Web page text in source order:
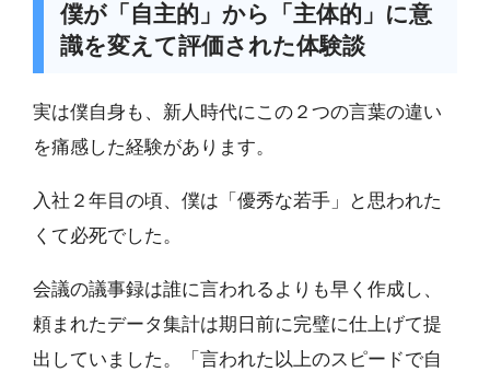
僕が「自主的」から「主体的」に意
識を変えて評価された体験談
実は僕自身も、新人時代にこの２つの言葉の違い
を痛感した経験があります。
入社２年目の頃、僕は「優秀な若手」と思われた
くて必死でした。
会議の議事録は誰に言われるよりも早く作成し、
頼まれたデータ集計は期日前に完璧に仕上げて提
出していました。「言われた以上のスピードで自